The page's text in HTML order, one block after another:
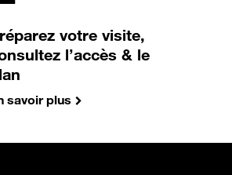
votre visite,
l’accès & le
savoir plus